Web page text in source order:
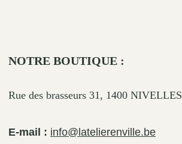
NOTRE BOUTIQUE :
Rue des brasseurs 31, 1400 NIVELLES
E-mail : info@latelierenville.be